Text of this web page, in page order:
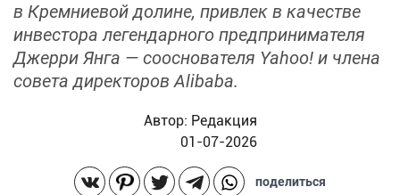
в Кремниевой долине, привлек в качестве
инвестора легендарного предпринимателя
Джерри Янга — сооснователя Yahoo! и члена
совета директоров Alibaba.
поделиться
Автор: Редакция
01-07-2026